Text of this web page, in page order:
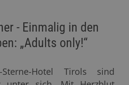
- Einmalig in den
„Adults only!“
Hotel Tirols sind